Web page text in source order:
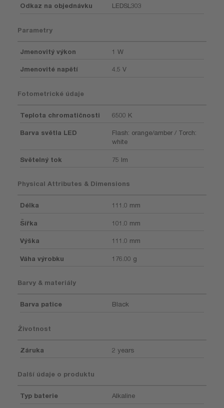
Odkaz na objednávku LEDSL303
Parametry
Jmenovitý výkon 1 W
Jmenovité napětí 4.5 V
Fotometrické údaje
Teplota chromatičnosti 6500 K
Barva světla LED
Flash: orange/amber / Torch:
white
Světelný tok 75 lm
Physical Attributes & Dimensions
Délka 111.0 mm
Šířka 101.0 mm
Výška 111.0 mm
Váha výrobku 176.00 g
Barvy & materiály
Barva patice Black
Životnost
Záruka 2 years
Další údaje o produktu
Typ baterie Alkaline